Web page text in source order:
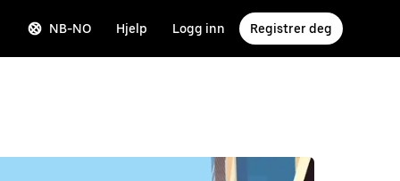
NB-NO Hjelp Logg inn Registrer deg